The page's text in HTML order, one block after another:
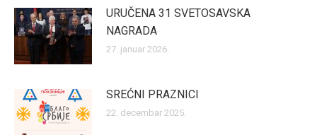
URUČENA 31 SVETOSAVSKA
NAGRADA
27. januar 2026.
SREĆNI PRAZNICI
22. decembar 2025.